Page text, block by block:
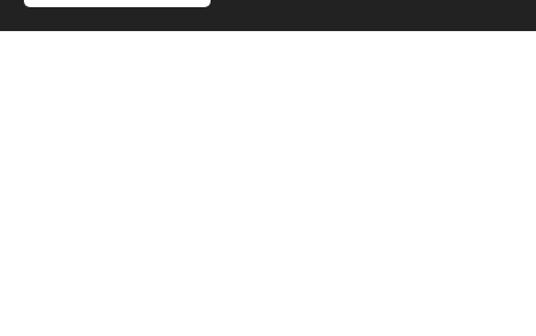
Adatkezelési tájékoztató